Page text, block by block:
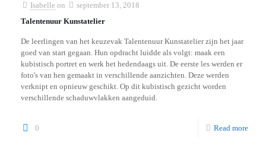
Isabelle on
september 13, 2018
Talentenuur Kunstatelier
De leerlingen van het keuzevak Talentenuur Kunstatelier zijn het jaar
goed van start gegaan. Hun opdracht luidde als volgt: maak een
kubistisch portret en werk het hedendaags uit. De eerste les werden er
foto's van hen gemaakt in verschillende aanzichten. Deze werden
verknipt en opnieuw geschikt. Op dit kubistisch gezicht worden
verschillende schaduwvlakken aangeduid.
0 Read more